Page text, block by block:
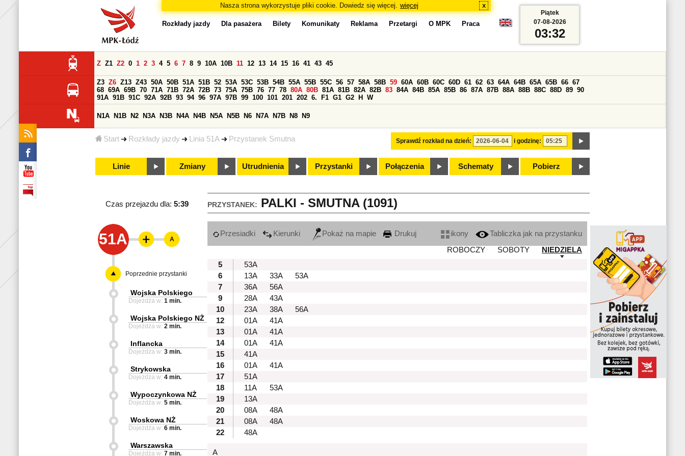
Nasza strona wykorzystuje pliki cookie. Dowiedz się więcej. więcej x
Start Rozkłady jazdy Linia 51A Przystanek Smutna
Rozkłady jazdy Dla pasażera Bilety Komunikaty Reklama Przetargi O MPK Praca
Sprawdź rozkład na dzień: i godzinę:
Z Z1 Z2 0 1 2 3 4 5 6 7 8 9 10A 10B 11 12 13 14 15 16 41 43 45
Z3 Z6 Z13 Z43 50A 50B 51A 51B 52 53A 53C 53B 54B 55A 55B 55C 56 57 58A 58B 59 60A 60B 60C 60D 61 62 63 64A 64B 65A 65B 66 67
68 69A 69B 70 71A 71B 72A 72B 73 75A 75B 76 77 78 80A 80B 81A 81B 82A 82B 83 84A 84B 85A 85B 86 87A 87B 88A 88B 88C 88D 89 90
91A 91B 91C 92A 92B 93 94 96 97A 97B 99 100 101 201 202 6. F1 G1 G2 H W
N1A N1B N2 N3A N3B N4A N4B N5A N5B N6 N7A N7B N8 N9
Linie Zmiany Utrudnienia Przystanki Połączenia Schematy Pobierz
Piątek
07-08-2026
03:32
PRZYSTANEK: PALKI - SMUTNA (1091)
Czas przejazdu dla: 5:39
51A Przesiadki Kierunki Pokaż na mapie Drukuj ikony
Tabliczka jak na przystanku
ROBOCZY
SOBOTY
NIEDZIELA
5
53A
6
13A 33A
53A
7
36A
56A
9
28A
43A
10
23A 38A
56A
12
01A
41A
13
01A
41A
14
01A
41A
15
41A
16
01A
41A
17
51A
18
11A
53A
19
13A
20
08A
48A
21
08A
48A
22
48A
A
A
Poprzednie przystanki
Wojska Polskiego
Dojeżdża w: 1 min.
Wojska Polskiego NŻ
Dojeżdża w: 2 min.
Inflancka
Dojeżdża w: 3 min.
Strykowska
Dojeżdża w: 4 min.
Wypoczynkowa NŻ
Dojeżdża w: 5 min.
Woskowa NŻ
Dojeżdża w: 6 min.
Warszawska
Dojeżdża w: 7 min.